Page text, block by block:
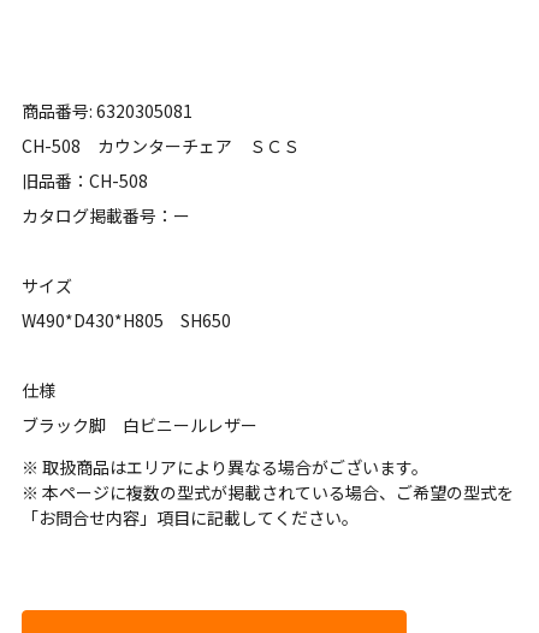
商品番号: 6320305081
CH-508 カウンターチェア ＳＣＳ
旧品番：CH-508
カタログ掲載番号：ー
サイズ
W490*D430*H805 SH650
仕様
ブラック脚 白ビニールレザー
※ 取扱商品はエリアにより異なる場合がございます。
※ 本ページに複数の型式が掲載されている場合、ご希望の型式を
「お問合せ内容」項目に記載してください。